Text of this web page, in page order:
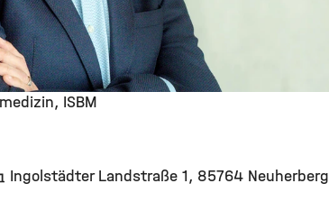
ISBM
Ingolstädter Landstraße 1, 85764 Neuherberg